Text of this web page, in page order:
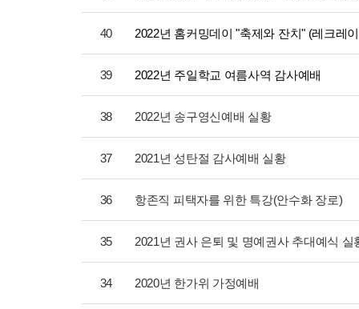
40 2022년 홈커밍데이 "축제와 잔치" (레크레
39 2022년 주일학교 여름사역 감사예배
38 2022년 송구영신예배 실황
37 2021년 성탄절 감사예배 실황
36 항존직 피택자를 위한 특강(안수화 장로)
35 2021년 권사 은퇴 및 명예권사 추대예식 실
34 2020년 한가위 가정예배